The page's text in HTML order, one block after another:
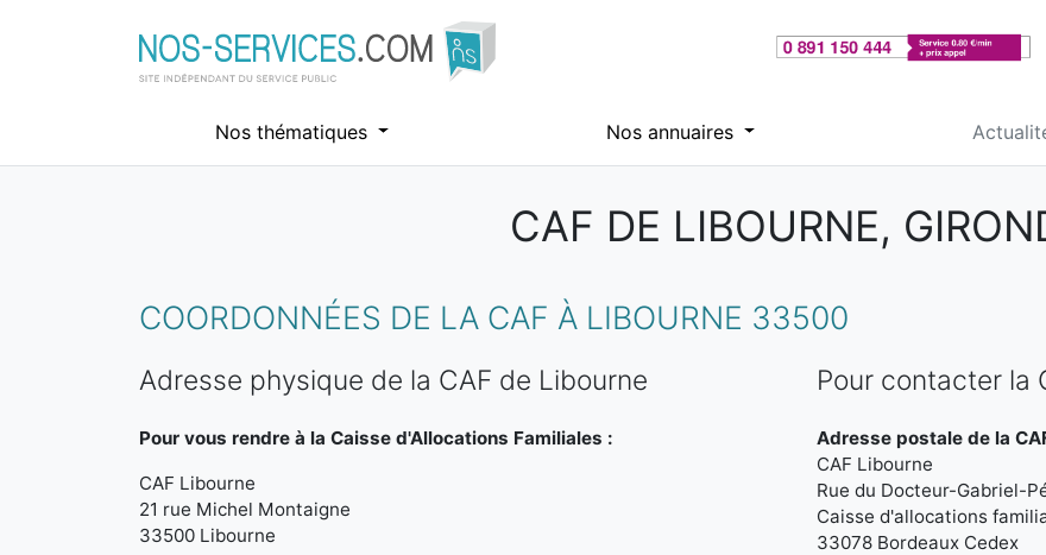
Nos thématiques Nos annuaires
CAF DE LIBOURNE,
COORDONNÉES DE LA CAF À LIBOURNE 33500
Adresse physique de la CAF de Libourne
Pour vous rendre à la Caisse d'Allocations Familiales :
CAF Libourne
21 rue Michel Montaigne
33500 Libourne
Pour contacter la
Adresse postale de la
CAF Libourne
Rue du Docteur-Gabriel-
Caisse d'allocations
33078 Bordeaux Cedex